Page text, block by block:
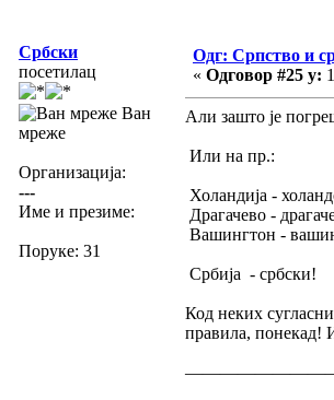
Србски
посетилац
Ван
мреже
Организација:
---
Име и презиме:
Поруке: 31
Одг: Српство и
« Одговор #25 у:
Али зашто је
Или на пр.:
Холандија -
Драгачево -
Вашингтон -
Србија -
Код неких
правила, понекад!